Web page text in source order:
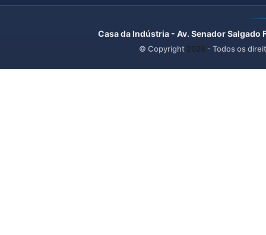
Casa da Indústria - Av. Senador
© Copyright 2026 - Todos os